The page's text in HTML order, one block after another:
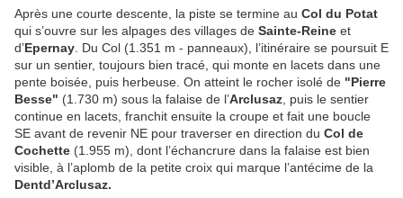
Après une courte descente, la piste se termine au Col du Potat
qui s’ouvre sur les alpages des villages de Sainte-Reine et
d’Epernay . Du Col (1.351 m - panneaux), l’itinéraire se poursuit E
sur un sentier, toujours bien tracé, qui monte en lacets dans une
pente boisée, puis herbeuse. On atteint le rocher isolé de "Pierre
Besse" (1.730 m) sous la falaise de l’Arclusaz , puis le sentier
continue en lacets, franchit ensuite la croupe et fait une boucle
SE avant de revenir NE pour traverser en direction du Col de
Cochette (1.955 m), dont l’échancrure dans la falaise est bien
visible, à l’aplomb de la petite croix qui marque l’antécime de la
Dentd’Arclusaz.